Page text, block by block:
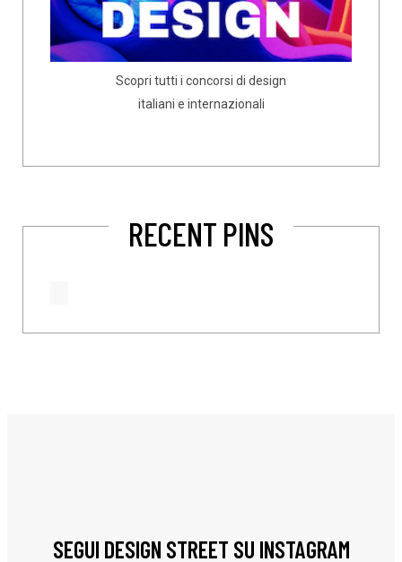
Scopri tutti i concorsi di design
italiani e internazionali
RECENT PINS
SEGUI DESIGN STREET SU INSTAGRAM